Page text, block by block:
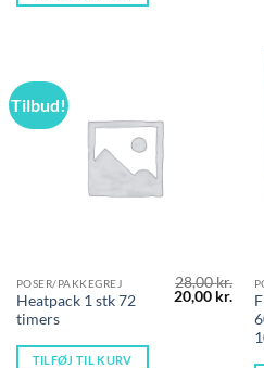
Tilbud!
POSER/PAKKEGREJ
Heatpack 1 stk 72
timers
28,00kr.
Den
oprindelige
20,00 kr. Den
pris
TILFØJ TIL KURV